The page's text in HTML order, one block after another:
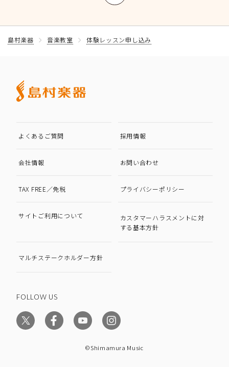
島村楽器 音楽教室 体験レッスン申し込み
よくあるご質問 採用情報
会社情報 お問い合わせ
TAX FREE／免税 プライバシーポリシー
サイトご利用について
カスタマーハラスメントに対
する基本方針
マルチステークホルダー方針
FOLLOW US
©Shimamura Music